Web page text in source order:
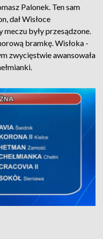
Palonek. Ten sam
dał Wisłoce
były przesądzone.
bramkę. Wisłoka -
zwycięstwie awansowała